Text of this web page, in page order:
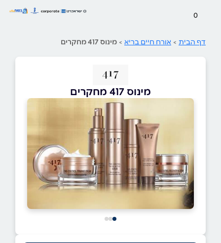
0
דף הבית > אורח חיים בריא > מינוס 417 מחקרים
מינוס 417 מחקרים